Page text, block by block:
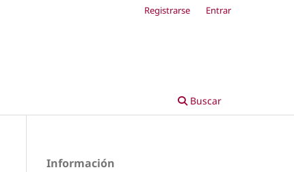
Buscar
Registrarse Entrar
Información